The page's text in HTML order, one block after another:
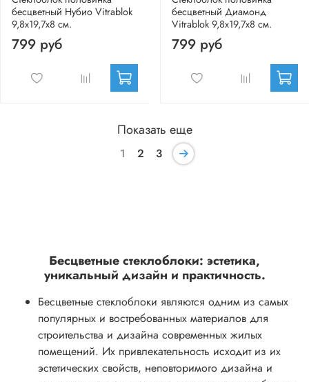
бесцветный Нубио Vitrablok
9,8x19,7x8 см.
799 руб
бесцветный Диамонд
Vitrablok 9,8x19,7x8 см.
799 руб
Показать еще
1 2 3
Бесцветные стеклоблоки: эстетика,
уникальный дизайн и практичность.
Бесцветные стеклоблоки являются одним из самых
популярных и востребованных материалов для
строительства и дизайна современных жилых
помещений. Их привлекательность исходит из их
эстетических свойств, неповторимого дизайна и